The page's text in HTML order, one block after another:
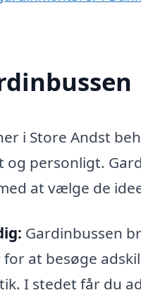
i Store Andst
og personligt.
at vælge de
Gardinbussen
for at besøge
I stedet får du